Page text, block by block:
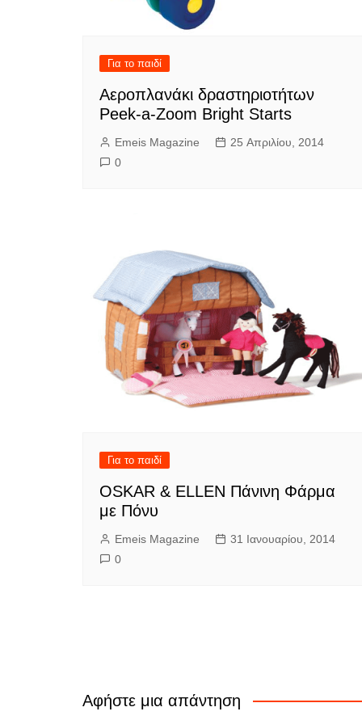
Για το παιδί
Αεροπλανάκι δραστηριοτήτων
Peek-a-Zoom Bright Starts
Emeis Magazine
25 Απριλίου, 2014
0
Για το παιδί
OSKAR & ELLEN Πάνινη Φάρμα
με Πόνυ
Emeis Magazine
31 Ιανουαρίου, 2014
0
Αφήστε μια απάντηση